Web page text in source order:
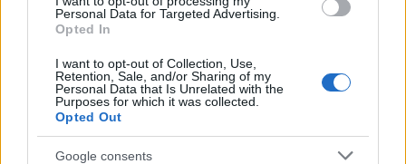
Personal Data for Targeted Advertising.
Opted In
I want to opt-out of Collection, Use,
Retention, Sale, and/or Sharing of my
Personal Data that Is Unrelated with the
Purposes for which it was collected.
Opted Out
Google consents
Francesca Lombardi · 1 Ago 2026
PIÙ LETTI
1 XPENG Partner del Teatro del Silenzio 2026: Veicoli
Elettrici e Musica in Sinfonia